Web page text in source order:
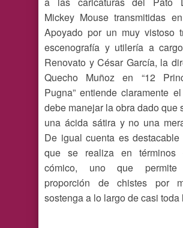
Mickey Mouse transmitidas
Apoyado por un muy vistoso
escenografía y utilería a
Renovato y César García, la
Quecho Muñoz en “12
Pugna” entiende claramente
debe manejar la obra dado que
una ácida sátira y no una
De igual cuenta es destacable
que se realiza en términos
cómico, uno que
proporción de chistes por
sostenga a lo largo de casi toda